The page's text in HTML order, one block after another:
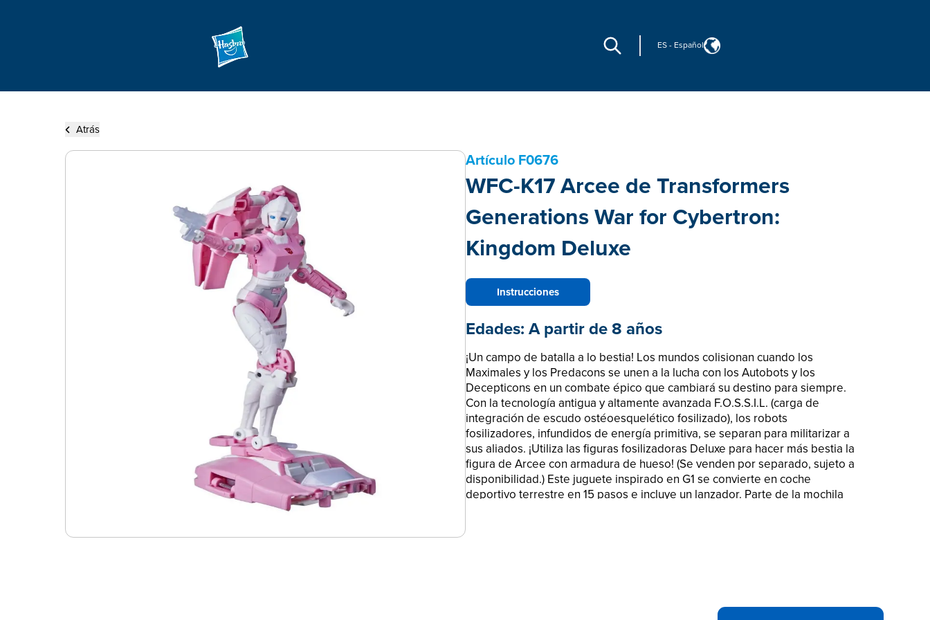
ES - Español
Atrás
Artículo F0676
WFC-K17 Arcee de Transformers
Generations War for Cybertron:
Kingdom Deluxe
Instrucciones
Edades: A partir de 8 años
¡Un campo de batalla a lo bestia! Los mundos colisionan cuando los
Maximales y los Predacons se unen a la lucha con los Autobots y los
Decepticons en un combate épico que cambiará su destino para siempre.
Con la tecnología antigua y altamente avanzada F.O.S.S.I.L. (carga de
integración de escudo ostéoesquelético fosilizado), los robots
fosilizadores, infundidos de energía primitiva, se separan para militarizar a
sus aliados. ¡Utiliza las figuras fosilizadoras Deluxe para hacer más bestia la
figura de Arcee con armadura de hueso! (Se venden por separado, sujeto a
disponibilidad.) Este juguete inspirado en G1 se convierte en coche
deportivo terrestre en 15 pasos e incluye un lanzador. Parte de la mochila